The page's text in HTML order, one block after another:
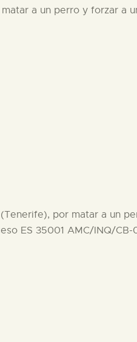
a un perro y forzar a
por matar a un
ES 35001 AMC/INQ/